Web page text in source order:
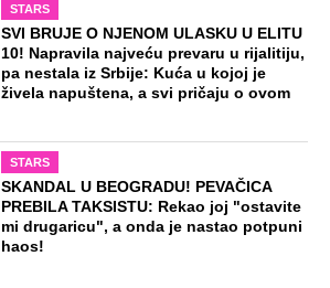
STARS
SVI BRUJE O NJENOM ULASKU U ELITU
10! Napravila najveću prevaru u rijalitiju,
pa nestala iz Srbije: Kuća u kojoj je
živela napuštena, a svi pričaju o ovom
STARS
SKANDAL U BEOGRADU! PEVAČICA
PREBILA TAKSISTU: Rekao joj "ostavite
mi drugaricu", a onda je nastao potpuni
haos!